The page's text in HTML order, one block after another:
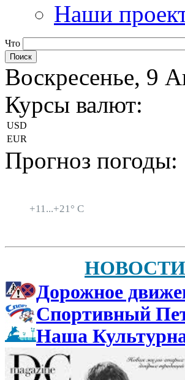
Наши
Что
Воскресенье, 9
Курсы валют:
USD
EUR
Прогноз погоды:
+11...+21° C
НОВОСТИ
Дорожное
Спортивный
Наша